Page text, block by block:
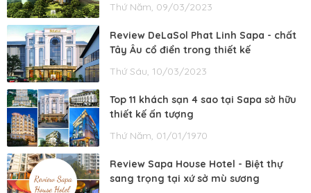
Thứ Năm, 09/03/2023
Review DeLaSol Phat Linh Sapa - chất
Tây Âu cổ điển trong thiết kế
Thứ Sáu, 10/03/2023
Top 11 khách sạn 4 sao tại Sapa sở hữu
thiết kế ấn tượng
Thứ Năm, 01/01/1970
Review Sapa House Hotel - Biệt thự
sang trọng tại xứ sở mù sương